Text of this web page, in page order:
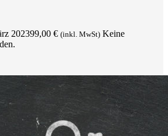
202399,00 € (inkl. MwSt) Keine